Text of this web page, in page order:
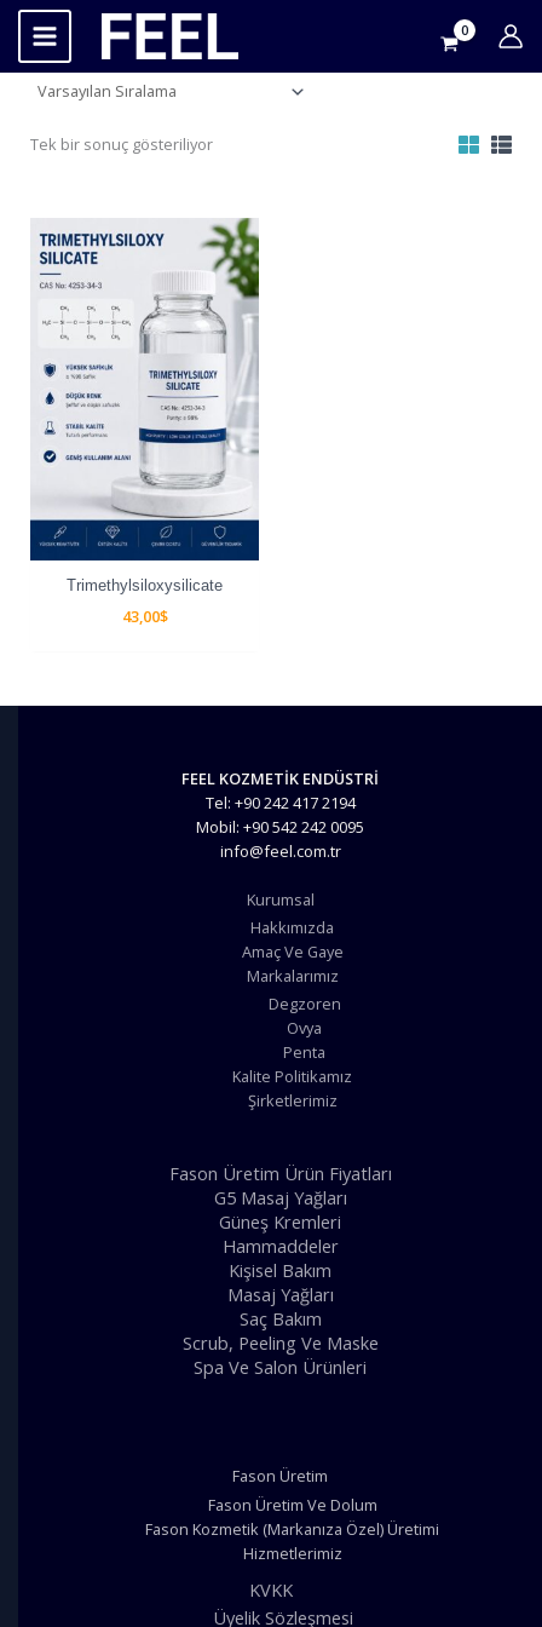
İçeriğe
Tek bir sonuç gösteriliyor
Trimethylsiloxysilicate
43,00$
FEEL KOZMETİK ENDÜSTRİ
Tel: +90 242 417 2194
Mobil: +90 542 242 0095
info@feel.com.tr
Kurumsal
Hakkımızda
Amaç Ve Gaye
Markalarımız
Degzoren
Ovya
Penta
Kalite Politikamız
Şirketlerimiz
Fason Üretim Ürün Fiyatları
G5 Masaj Yağları
Güneş Kremleri
Hammaddeler
Kişisel Bakım
Masaj Yağları
Saç Bakım
Scrub, Peeling Ve Maske
Spa Ve Salon Ürünleri
Fason Üretim
Fason Üretim Ve Dolum
Fason Kozmetik (Markanıza Özel) Üretimi
Hizmetlerimiz
KVKK
Üyelik Sözleşmesi